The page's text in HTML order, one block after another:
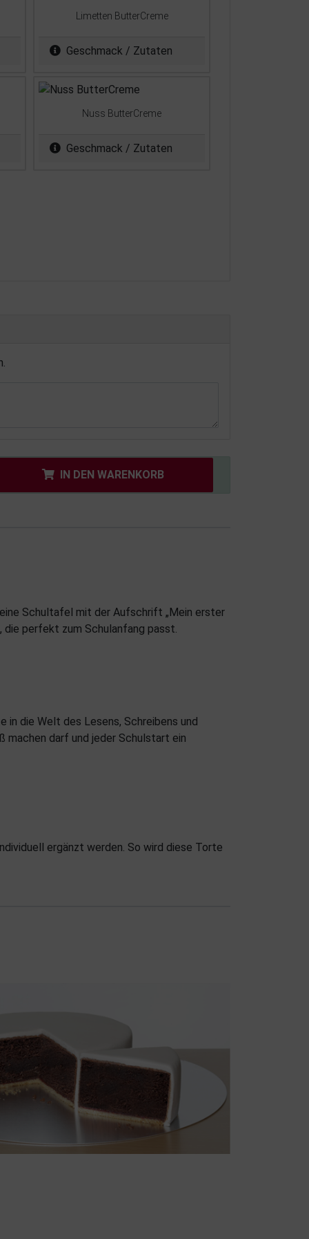
Limetten ButterCreme
Geschmack / Zutaten
Nuss ButterCreme
Geschmack / Zutaten
IN DEN WARENKORB
Schultafel mit der Aufschrift „Mein erster
die perfekt zum Schulanfang passt.
in die Welt des Lesens, Schreibens und
machen darf und jeder Schulstart ein
ergänzt werden. So wird diese Torte